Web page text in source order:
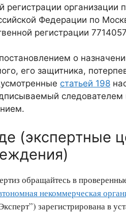
регистрации
Федерации по
регистрации
о
его защитника,
статьей 198
(экспертные
обращайтесь в
некоммерческая
зарегистрирована в